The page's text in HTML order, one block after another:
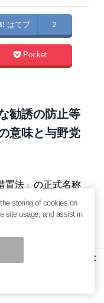
はてブ 2
Pocket
勧誘の防止等
意味と与野党
置法」の正式名称
の防止等に関する
この法律の対象者
体と思われる一般
。
×
storing of cookies on
site usage, and assist in